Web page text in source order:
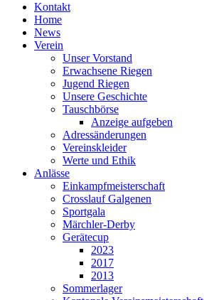
Kontakt
Home
News
Verein
Unser Vorstand
Erwachsene Riegen
Jugend Riegen
Unsere Geschichte
Tauschbörse
Anzeige aufgeben
Adressänderungen
Vereinskleider
Werte und Ethik
Anlässe
Einkampfmeisterschaft
Crosslauf Galgenen
Sportgala
Märchler-Derby
Gerätecup
2023
2017
2013
Sommerlager